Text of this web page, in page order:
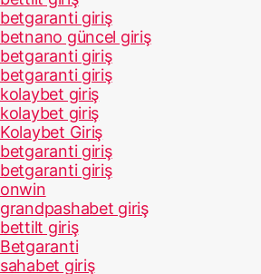
betgaranti giriş
betnano güncel giriş
betgaranti giriş
betgaranti giriş
kolaybet giriş
kolaybet giriş
Kolaybet Giriş
betgaranti giriş
betgaranti giriş
onwin
grandpashabet giriş
bettilt giriş
Betgaranti
sahabet giriş